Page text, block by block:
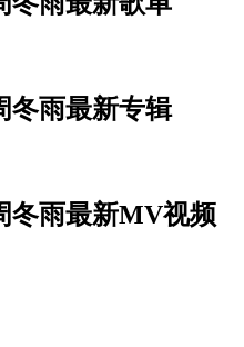
冬雨最新专辑
冬雨最新MV视频